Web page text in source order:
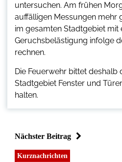
untersuchen. Am frühen
auffälligen Messungen mehr
im gesamten Stadtgebiet mit
Geruchsbelästigung infolge
rechnen.
Die Feuerwehr bittet
Stadtgebiet Fenster und
halten.
Nächster Beitrag
Kurznachrichten